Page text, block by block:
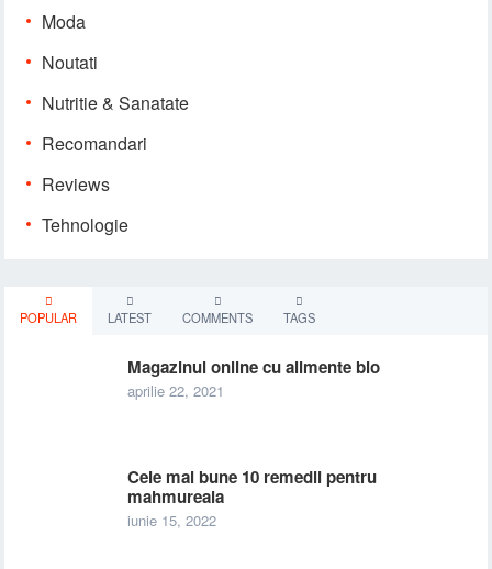
Moda
Noutati
Nutritie & Sanatate
Recomandari
Reviews
Tehnologie
POPULAR LATEST COMMENTS TAGS
Magazinul online cu alimente bio
aprilie 22, 2021
Cele mai bune 10 remedii pentru
mahmureala
iunie 15, 2022